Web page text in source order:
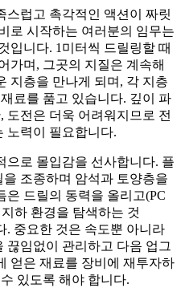
스럽고 촉각적인 액션이 짜릿
로 시작하는 여러분의 임무는
입니다. 1미터씩 드릴링할 때
가며, 그곳의 지질은 계속해
지층을 만나게 되며, 각 지층
료를 품고 있습니다. 깊이 파
도전은 더욱 어려워지므로 전
노력이 필요합니다.
으로 몰입감을 선사합니다. 플
조종하며 암석과 토양층을
은 드릴의 동력을 올리고(PC
하 환경을 탐색하는 것
. 중요한 것은 속도뿐 아니라
끊임없이 관리하고 다음 업그
얻은 재료를 장비에 재투자하
있도록 해야 합니다.